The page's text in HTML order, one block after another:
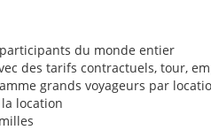
du monde entier
des tarifs contractuels, tour,
grands voyageurs par
location